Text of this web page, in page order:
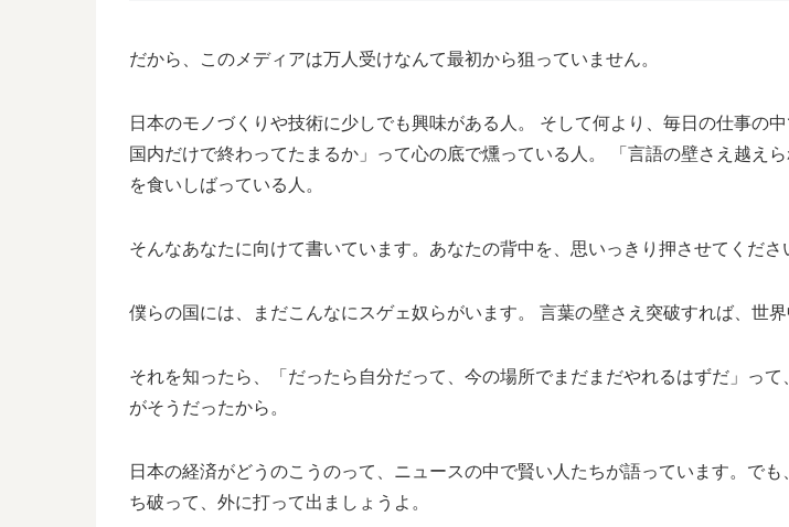
だから、このメディアは万人受けなんて最初から狙っていません。
日本のモノづくりや技術に少しでも興味がある人。 そして何より、毎日の仕事の
国内だけで終わってたまるか」って心の底で燻っている人。 「言語の壁さえ越え
を食いしばっている人。
そんなあなたに向けて書いています。あなたの背中を、思いっきり押させてくださ
僕らの国には、まだこんなにスゲェ奴らがいます。 言葉の壁さえ突破すれば、世
それを知ったら、「だったら自分だって、今の場所でまだまだやれるはずだ」っ
がそうだったから。
日本の経済がどうのこうのって、ニュースの中で賢い人たちが語っています。で
ち破って、外に打って出ましょうよ。